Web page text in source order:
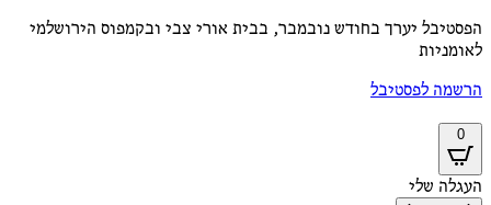
יערך בחודש נובמבר, בבית אורי צבי ובקמפוס הירושלמי
לפסטיבל
שלי